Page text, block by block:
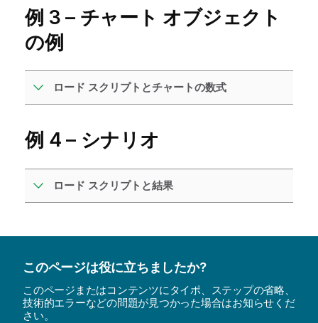
例 3 – チャート オブジェクト
の例
ロード スクリプトとチャートの数式
例 4 – シナリオ
ロード スクリプトと結果
このページは役に立ちましたか?
このページまたはコンテンツにタイポ、ステップの省略、
技術的エラーなどの問題が見つかった場合はお知らせくだ
さい。